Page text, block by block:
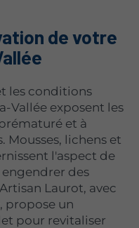
de votre
les conditions
Vallée exposent les
et à
Mousses, lichens et
l'aspect de
des
Laurot, avec
propose un
pour revitaliser